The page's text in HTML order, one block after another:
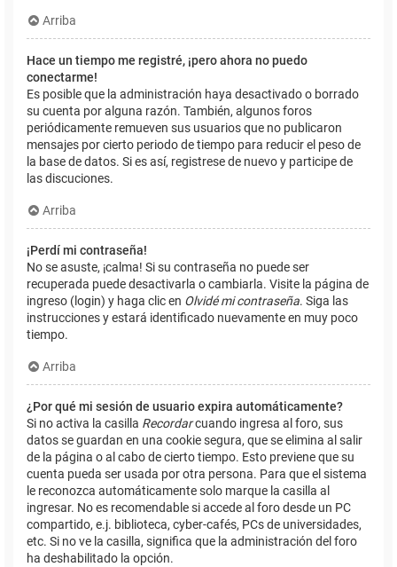
Arriba
Hace un tiempo me registré, ¡pero ahora no puedo
conectarme!
Es posible que la administración haya desactivado o borrado
su cuenta por alguna razón. También, algunos foros
periódicamente remueven sus usuarios que no publicaron
mensajes por cierto periodo de tiempo para reducir el peso de
la base de datos. Si es así, registrese de nuevo y participe de
las discuciones.
Arriba
¡Perdí mi contraseña!
No se asuste, ¡calma! Si su contraseña no puede ser
recuperada puede desactivarla o cambiarla. Visite la página de
ingreso (login) y haga clic en Olvidé mi contraseña. Siga las
instrucciones y estará identificado nuevamente en muy poco
tiempo.
Arriba
¿Por qué mi sesión de usuario expira automáticamente?
Si no activa la casilla Recordarcuando ingresa al foro, sus
datos se guardan en una cookie segura, que se elimina al salir
de la página o al cabo de cierto tiempo. Esto previene que su
cuenta pueda ser usada por otra persona. Para que el sistema
le reconozca automáticamente solo marque la casilla al
ingresar. No es recomendable si accede al foro desde un PC
compartido, e.j. biblioteca, cyber-cafés, PCs de universidades,
etc. Si no ve la casilla, significa que la administración del foro
ha deshabilitado la opción.